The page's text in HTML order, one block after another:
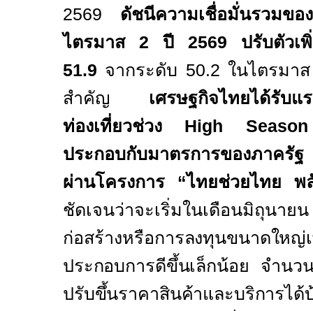
2569
ดัชนีความเชื่อมั่นรวมขอ
ไตรมาส2ปี2569 ปรับตัวเ
51.9 จากระดับ 50.2 ในไตรมา
สำคัญ
เศรษฐกิจไทยได้รับ
ท่องเที่ยวช่วง High
ประกอบกับมาตรการของภาค
ผ่านโครงการ
“ไทยช่วยไทย
ชัดเจนว่าจะเริ่มในเดือนมิถุนา
ก่อสร้างหรือการลงทุนขนาดใ
ประกอบการดีขึ้นเล็กน้อย จำน
ปรับขึ้นราคาสินค้าและบริการได้